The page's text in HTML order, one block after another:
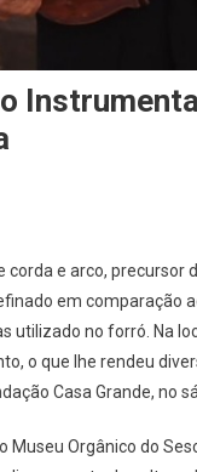
e arco, precursor
em comparação
no forró. Na
o que lhe rendeu
Casa Grande, no
Museu Orgânico do